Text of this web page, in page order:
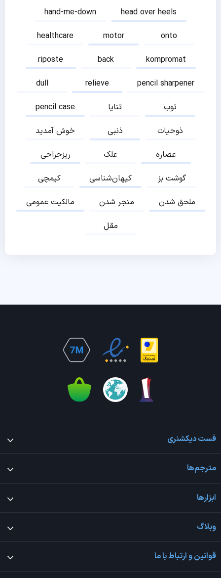
hand-me-down
head over heels
healthcare
motor
onto
riposte
back
kompromat
dull
relieve
pencil sharpener
pencil case
ثنایا
ثوب
خوش آمدید
ذنبی
ذوحیات
ریزجراحی
علک
عصاره
کیمچی
کیهان‌شناسی
گوشت بز
مالکیت عمومی
منجر شدن
ملحق شدن
مقل
فست دیکشنری
مترجم‌ها
ابزارها
وبلاگ
قوانین و ارتباط با ما